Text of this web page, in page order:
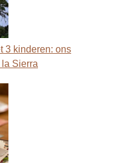
3 kinderen: ons
Sierra